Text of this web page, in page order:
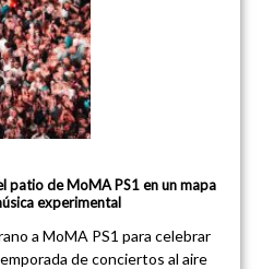
patio de MoMA PS1 en un mapa
experimental
a MoMA PS1 para celebrar
de conciertos al aire